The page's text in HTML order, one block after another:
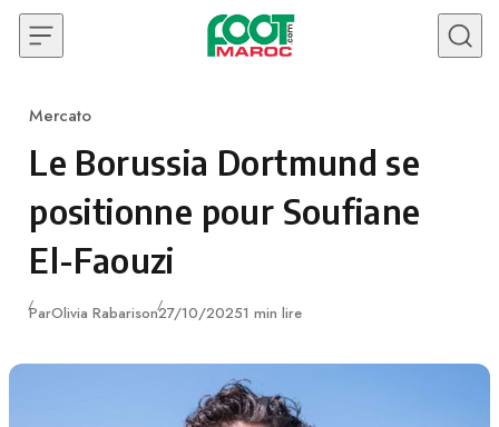
Skip to content
Category
Mercato
Le Borussia Dortmund se
positionne pour Soufiane
El-Faouzi
ParOlivia RabarisonPublié
27/10/20251 min lire